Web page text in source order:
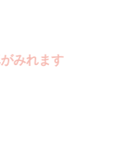
ます